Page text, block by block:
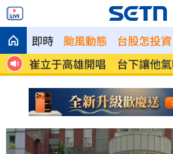
即時 颱風動態 台股怎投資
便
兄弟打線突破後勁 黃韋盛3
勝